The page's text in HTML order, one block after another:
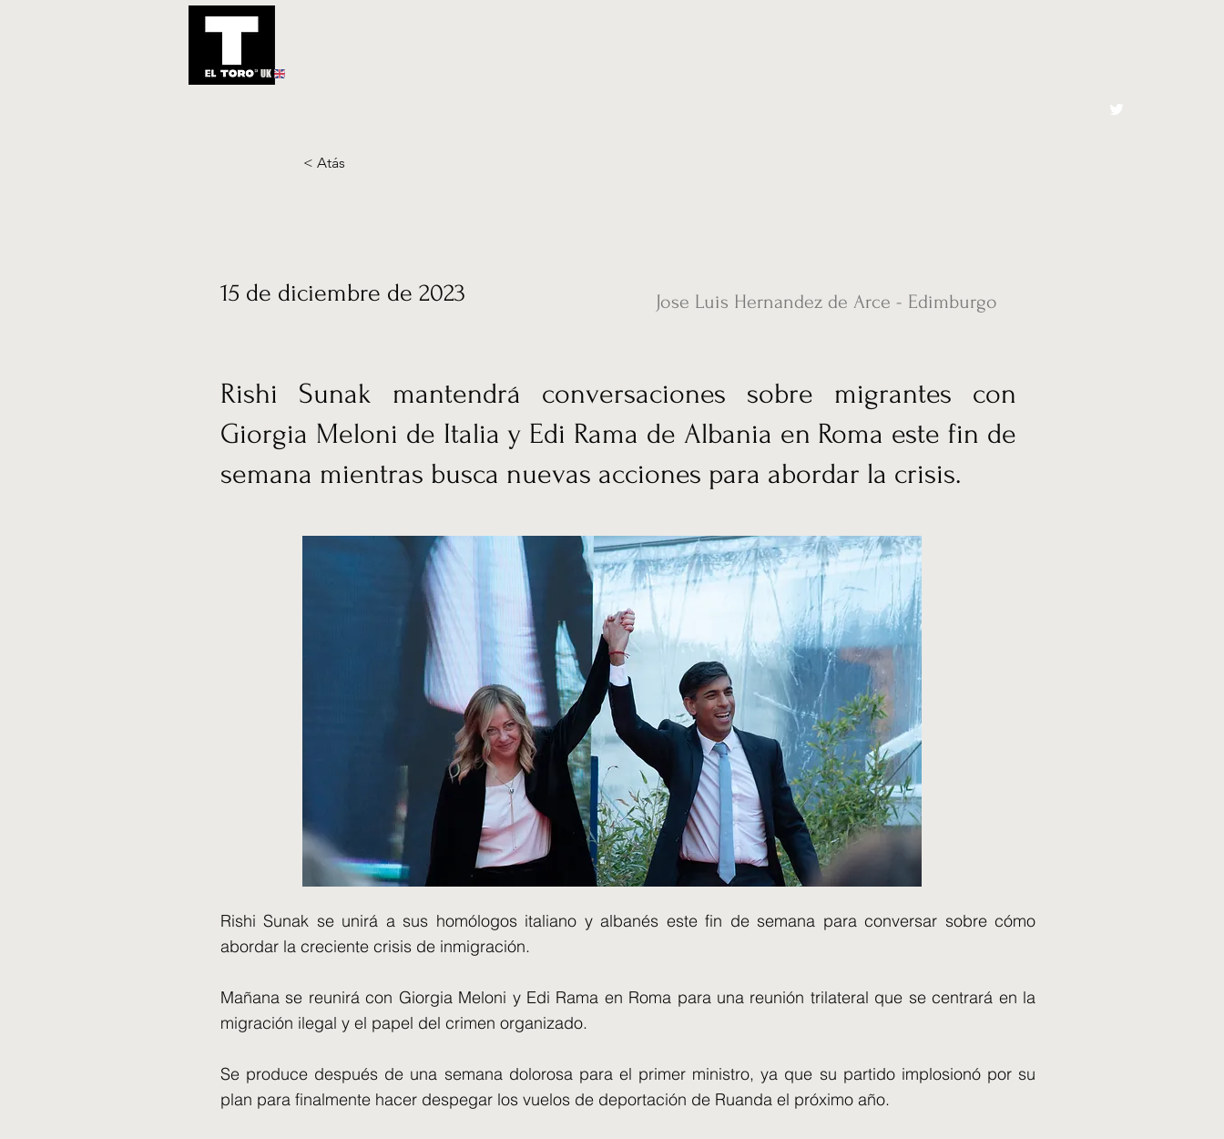
UK
< Atás
15 de diciembre de 2023 Jose Luis Hernandez de Arce - Edimburgo
Rishi Sunak mantendrá conversaciones sobre migrantes con
Giorgia Meloni de Italia y Edi Rama de Albania en Roma este fin de
semana mientras busca nuevas acciones para abordar la crisis.
Rishi Sunak se unirá a sus homólogos italiano y albanés este fin de semana para conversar sobre cómo
abordar la creciente crisis de inmigración.
Mañana se reunirá con Giorgia Meloni y Edi Rama en Roma para una reunión trilateral que se centrará en la
migración ilegal y el papel del crimen organizado.
Se produce después de una semana dolorosa para el primer ministro, ya que su partido implosionó por su
plan para finalmente hacer despegar los vuelos de deportación de Ruanda el próximo año.